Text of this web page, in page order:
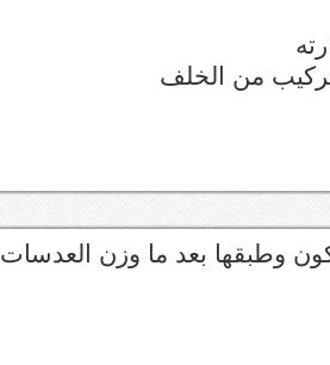
من الخلف
وطبقها بعد ما وزن العدسات